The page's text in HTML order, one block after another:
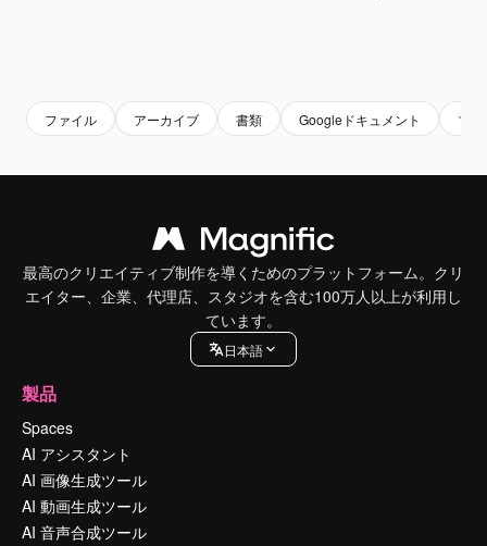
ファイル アーカイブ 書類 Googleドキュメント ブ
最高のクリエイティブ制作を導くためのプラットフォーム。クリ
エイター、企業、代理店、スタジオを含む100万人以上が利用し
ています。
日本語
製品
Spaces
AI アシスタント
AI 画像生成ツール
AI 動画生成ツール
AI 音声合成ツール